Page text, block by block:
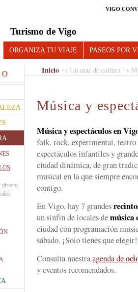
VIGO
Turismo de Vigo
ORGANIZA TU VIAJE PASEOS POR
directo
Inicio → Un mar de cultura →
Música y
Música y espectáculos en
folk, rock, experimental,
espectáculos infantiles y
ciudad dinámica, de gran
musical en la que siempre
contigo.
En Vigo, hay 7 grandes
un sinfín de locales demúsica
ciudad con programación
sábado. ¡Solo tienes que elegir!
Consulta nuestraagenda de
y eventos recomendados.